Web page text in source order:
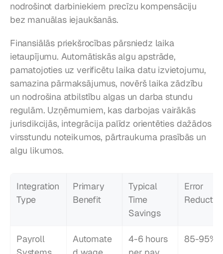
nodrošinot darbiniekiem precīzu kompensāciju
bez manuālas iejaukšanās.
Finansiālās priekšrocības pārsniedz laika
ietaupījumu. Automātiskās algu apstrāde,
pamatojoties uz verificētu laika datu izvietojumu,
samazina pārmaksājumus, novērš laika zādzību
un nodrošina atbilstību algas un darba stundu
regulām. Uzņēmumiem, kas darbojas vairākās
jurisdikcijās, integrācija palīdz orientēties dažādos
virsstundu noteikumos, pārtraukuma prasībās un
algu likumos.
Integration
Type
Primary
Benefit
Typical
Time
Savings
Error
Payroll
Automate
4-6 hours
85-95%